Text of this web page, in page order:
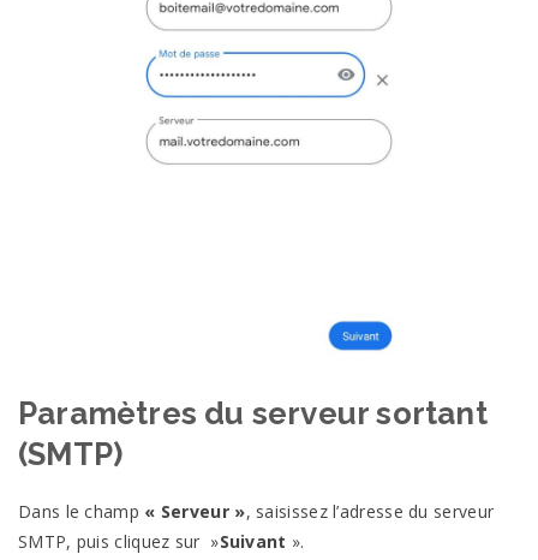
Paramètres du serveur sortant
(SMTP)
Dans le champ « Serveur », saisissez l’adresse du serveur
SMTP, puis cliquez sur »Suivant ».